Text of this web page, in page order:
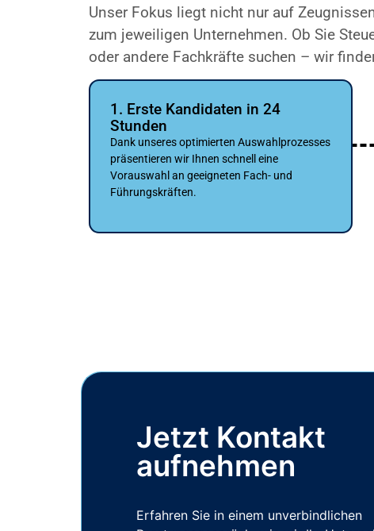
Unser Fokus liegt nicht nur auf
zum jeweiligen Unternehmen. Ob Sie
oder andere Fachkräfte suchen – wir
1. Erste Kandidaten in 24
Stunden
Dank unseres optimierten Auswahlprozesses
präsentieren wir Ihnen schnell eine
Vorauswahl an geeigneten Fach- und
Führungskräften.
Jetzt Kontakt
aufnehmen
Erfahren Sie in einem unverbindlichen